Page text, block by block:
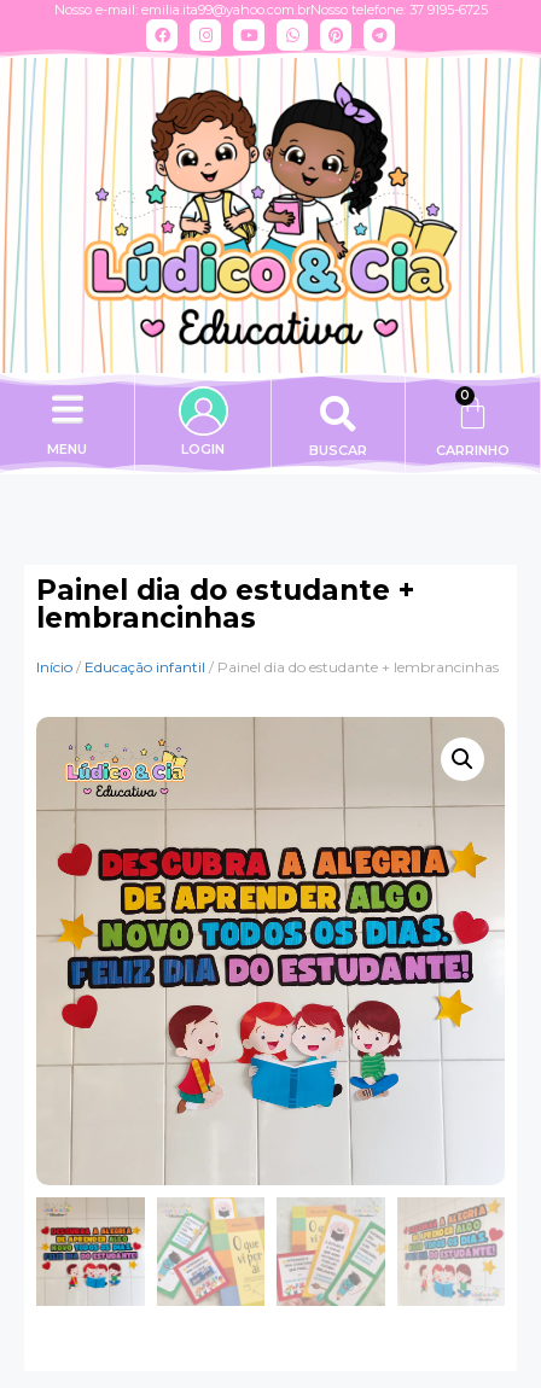
Nosso e-mail: emilia.ita99@yahoo.com.brNosso telefone: 37 9195-6725
MENU LOGIN BUSCAR
0
CARRINHO
Painel dia do estudante +
lembrancinhas
Início / Educação infantil / Painel dia do estudante + lembrancinhas